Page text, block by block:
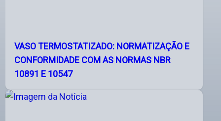
VASO TERMOSTATIZADO: NORMATIZAÇÃO E
CONFORMIDADE COM AS NORMAS NBR
10891 E 10547